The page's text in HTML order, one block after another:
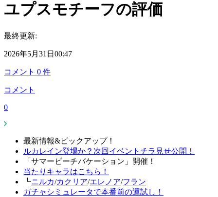
ユプスモチーフの評価
最終更新:
2026年5月31日00:47
コメント 0 件
コメント
0
最新情報&ピックアップ！
ルカレイン登場か？次回イベントチラ見せ公開！
「サマービーチバケーション」開催！
当たりキャラはこちら！
┗ニルカ/カクリア/エレノア/フラン
ガチャシミュレータで本番前の運試し！